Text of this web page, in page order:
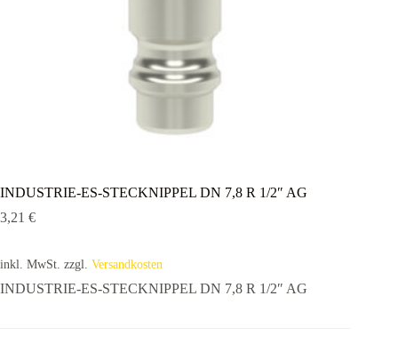
INDUSTRIE-ES-STECKNIPPEL DN 7,8 R 1/2″ AG
3,21 €
inkl. MwSt. zzgl. Versandkosten
INDUSTRIE-ES-STECKNIPPEL DN 7,8 R 1/2″ AG